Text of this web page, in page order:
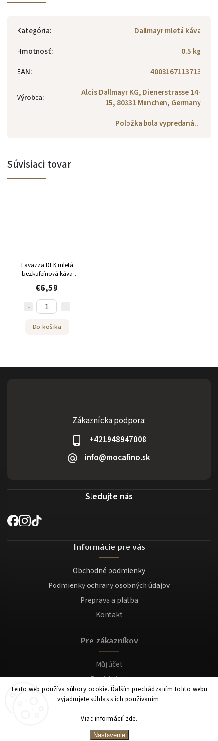
Tento web používa súbory cookie. Ďalším prechádzaním tohto webu
vyjadrujete súhlas s ich používaním.
Viac informácií zde.
Nastavenie
Kategória:
Dallmayr mletá káva
Hmotnosť:
0.5 kg
EAN: 4008167113713
Výrobca:
Alois Dallmayr KG, Dienerstrasse 14-
15, 80331 Munchen, Germany
Položka bola vypredaná…
Súvisiaci tovar
Lavazza DEK mletá
bezkofeínová káva
Doza 250g
€6,59
Do košíka
Zákaznícka podpora:
+421948947008
info@mocafino.sk
Sledujte nás
Informácie pre vás
Obchodné podmienky
Podmienky ochrany osobných údajov
Preprava a platba
Kontakt
Pre zákazníkov
Můj účet
Registrácia
Prihlásenie
Mocafino.sk. Všetky práva vyhradené.